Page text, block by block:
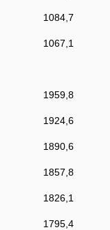
1084,7
1067,1
1959,8
1924,6
1890,6
1857,8
1826,1
1795,4